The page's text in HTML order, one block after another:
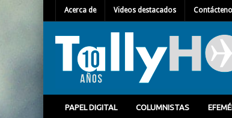
Acerca de Videos destacados
PAPEL DIGITAL COLUMNISTAS